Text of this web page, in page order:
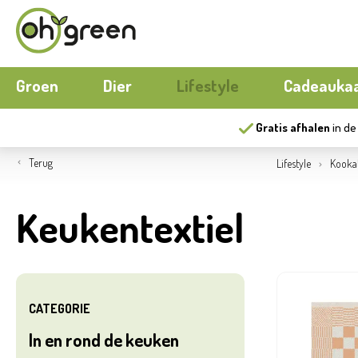
Groen Dier Lifestyle
Gereedschap
Matten
Nieuw
Ecocheques
Gratis afhalen in
Terug Lifestyle
Keukentextiel
CATEGORIE
In en rond de keuken